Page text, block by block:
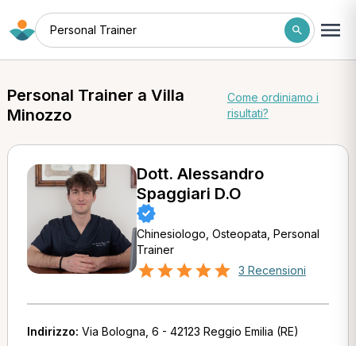
Personal Trainer
Personal Trainer a Villa
Minozzo
Come ordiniamo i
risultati?
Dott. Alessandro
Spaggiari D.O
Chinesiologo, Osteopata, Personal
Trainer
3 Recensioni
Indirizzo: Via Bologna, 6 - 42123 Reggio Emilia (RE)